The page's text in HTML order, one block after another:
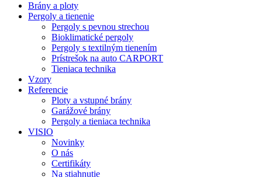
Brány a ploty
Pergoly a tienenie
Pergoly s pevnou strechou
Bioklimatické pergoly
Pergoly s textilným tienením
Prístrešok na auto CARPORT
Tieniaca technika
Vzory
Referencie
Ploty a vstupné brány
Garážové brány
Pergoly a tieniaca technika
VISIO
Novinky
O nás
Certifikáty
Na stiahnutie